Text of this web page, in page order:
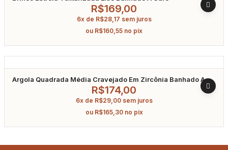
R$169,00
6x de R$28,17 sem juros
ou R$160,55 no pix
Argola Quadrada Média Cravejado Em Zircônia Banhado A
R$174,00
6x de R$29,00 sem juros
ou R$165,30 no pix